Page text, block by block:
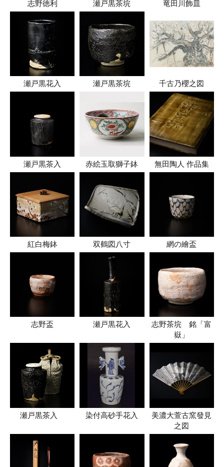
志野徳利 瀬戸黒茶垸 竜田川飾皿
瀬戸黒花入 瀬戸黒茶垸 千古乃櫻之図
瀬戸黒茶入 赤絵玉取獅子鉢 無田陶人 作品集
紅白梅鉢 双鶴図八寸 網の繪盃
志野盃 瀬戸黒花入
志野茶垸 銘「富
嶽」
瀬戸黒茶入 染付高砂手花入
美濃大萱古窯發見
之図